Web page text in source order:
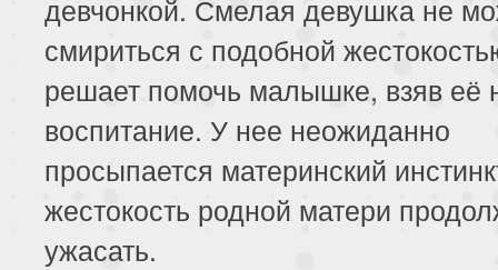
девчонкой. Смелая девушка не
смириться с подобной
решает помочь малышке, взяв её
воспитание. У нее неожиданно
просыпается материнский
жестокость родной матери
ужасать.